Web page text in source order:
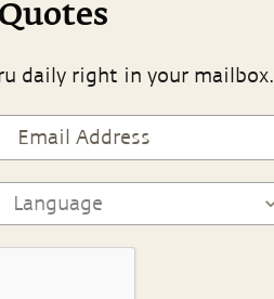
daily right in your mailbox.